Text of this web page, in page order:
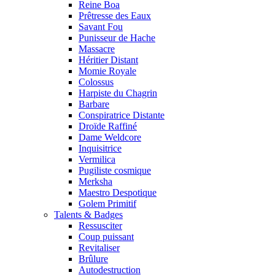
Reine Boa
Prêtresse des Eaux
Savant Fou
Punisseur de Hache
Massacre
Héritier Distant
Momie Royale
Colossus
Harpiste du Chagrin
Barbare
Conspiratrice Distante
Droïde Raffiné
Dame Weldcore
Inquisitrice
Vermilica
Pugiliste cosmique
Merksha
Maestro Despotique
Golem Primitif
Talents & Badges
Ressusciter
Coup puissant
Revitaliser
Brûlure
Autodestruction